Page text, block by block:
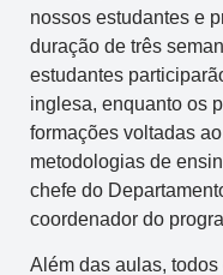
nossos estudantes e
duração de três
estudantes
inglesa, enquanto os
formações voltadas
metodologias de
chefe do
coordenador do
Além das aulas,